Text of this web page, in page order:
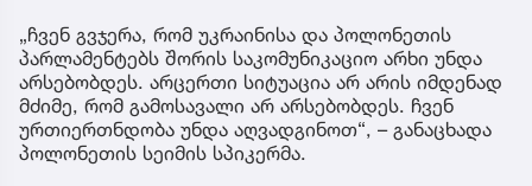
„ჩვენ გვჯერა, რომ უკრაინისა და პოლონეთის
პარლამენტებს შორის საკომუნიკაციო არხი უნდა
არსებობდეს. არცერთი სიტუაცია არ არის იმდენად
მძიმე, რომ გამოსავალი არ არსებობდეს. ჩვენ
ურთიერთნდობა უნდა აღვადგინოთ“, – განაცხადა
პოლონეთის სეიმის სპიკერმა.